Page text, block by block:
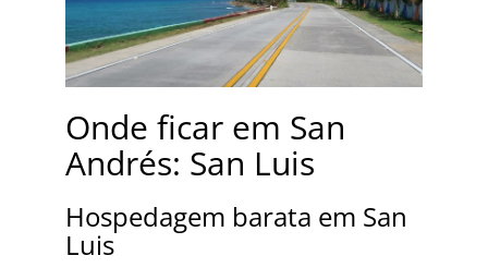
Onde ficar em San
Andrés: San Luis
Hospedagem barata em San
Luis